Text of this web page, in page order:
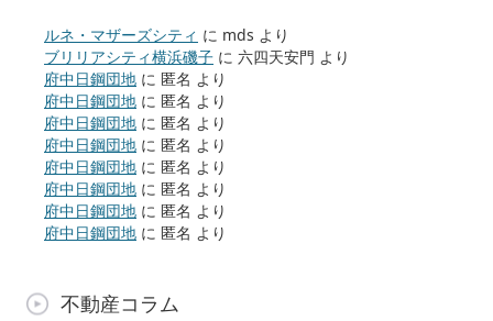
ルネ・マザーズシティ に mds より
ブリリアシティ横浜磯子 に 六四天安門 より
府中日鋼団地 に 匿名 より
府中日鋼団地 に 匿名 より
府中日鋼団地 に 匿名 より
府中日鋼団地 に 匿名 より
府中日鋼団地 に 匿名 より
府中日鋼団地 に 匿名 より
府中日鋼団地 に 匿名 より
府中日鋼団地 に 匿名 より
不動産コラム